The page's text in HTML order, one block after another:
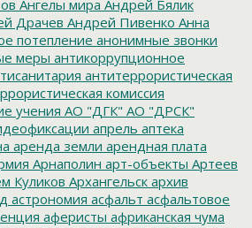
Ангелы мира Андрей Бялик
Драчев Андрей Пивенко Анна
потепление анонимные звонки
меры антикоррупционное
антитеррористическая
комиссия
учения АО "ДГК" АО "ДРСК"
апрель аптека
аренда земли арендная плата
Арнаполин арт-объекты Артеев
Куликов Архангельск архив
астрономия асфальт асфальтовое
аферисты африканская чума